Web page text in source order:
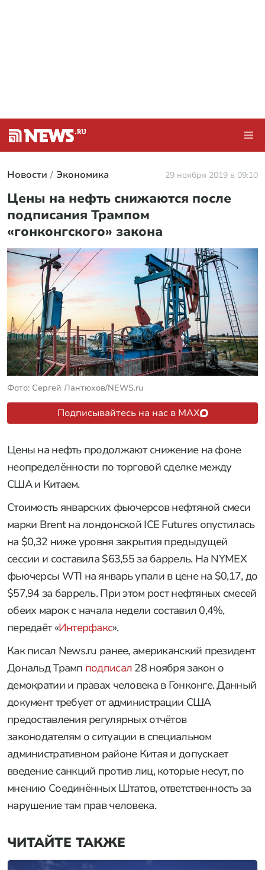
Новости Экономика 29 ноября 2019 в 09:10
Цены на нефть снижаются после
подписания Трампом
«гонконгского» закона
Фото: Сергей Лантюхов/NEWS.ru
Подписывайтесь на нас в MAX
Цены на нефть продолжают снижение на фоне
неопределённости по торговой сделке между
США и Китаем.
Стоимость январских фьючерсов нефтяной смеси
марки Brent на лондонской ICE Futures опустилась
на $0,32 ниже уровня закрытия предыдущей
сессии и составила $63,55 за баррель. На NYMEX
фьючерсы WTI на январь упали в цене на $0,17, до
$57,94 за баррель. При этом рост нефтяных смесей
обеих марок с начала недели составил 0,4%,
передаёт «Интерфакс».
Как писал News.ru ранее, американский президент
Дональд Трамп подписал 28 ноября закон о
демократии и правах человека в Гонконге. Данный
документ требует от администрации США
предоставления регулярных отчётов
законодателям о ситуации в специальном
административном районе Китая и допускает
введение санкций против лиц, которые несут, по
мнению Соединённых Штатов, ответственность за
нарушение там прав человека.
ЧИТАЙТЕ ТАКЖЕ